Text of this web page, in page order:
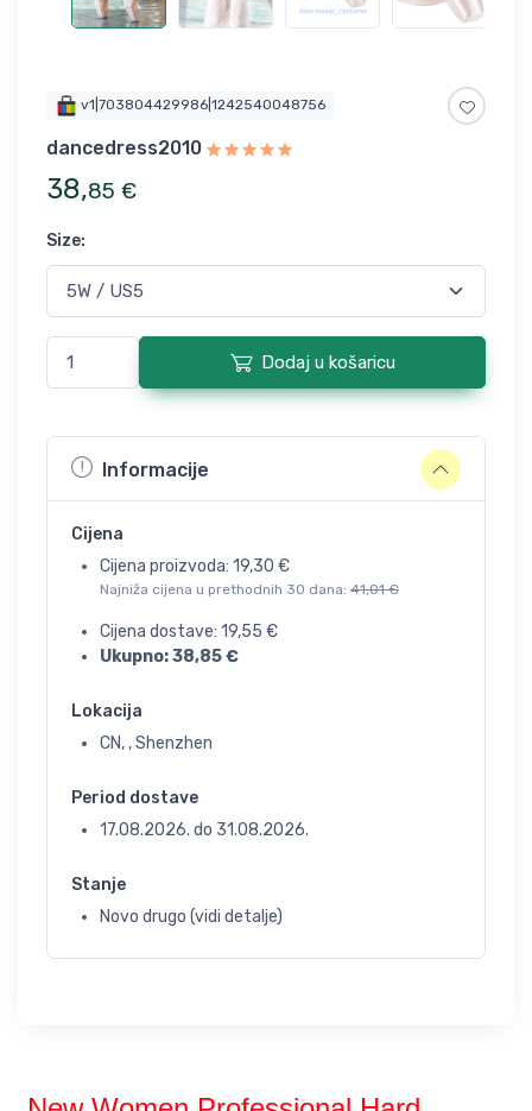
v1|703804429986|1242540048756
dancedress2010
38,85 €
Size:
Dodaj u košaricu
Informacije
Cijena
Cijena proizvoda: 19,30 €
Najniža cijena u prethodnih 30 dana: 41,01 €
Cijena dostave: 19,55 €
Ukupno:38,85€
Lokacija
CN, , Shenzhen
Period dostave
17.08.2026. do 31.08.2026.
Stanje
Novo drugo (vidi detalje)